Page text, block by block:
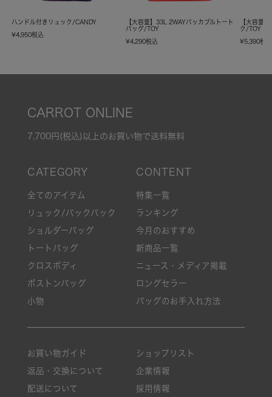
ハンドル付きリュック/CANDY
¥4,950税込
【大容量】33L 2WAYパッカブルトート
バッグ/TOY
¥4,290税込
【大容量
ク/TOY
¥5,390税込
CARROT ONLINE
7,700円(税込)以上のお買い物で送料無料
全てのアイテム
リュック/バックパック
ショルダーバッグ
トートバッグ
クロスボディ
ボストンバッグ
小物
特集一覧
ランキング
今月のおすすめ
新商品一覧
ニュース・メディア掲載
ロングセラー
バッグのお手入れ方法
お買い物ガイド
返品・交換について
配送について
ショップリスト
企業情報
採用情報